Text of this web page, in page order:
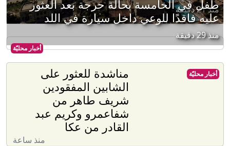
منذ 21 دقيقة
أخبار محليّة
طفل في الخامسة بحالة حرجة بعد العثور
عليه فاقدًا للوعي داخل سيارة في اللد
منذ 29 دقيقة
مناشدة للعثور على
الشابين المفقودين
شريف طاهر من
شفاعمرو وكريم عبد
القادر من عكا
منذ ساعة
أخبار محليّة